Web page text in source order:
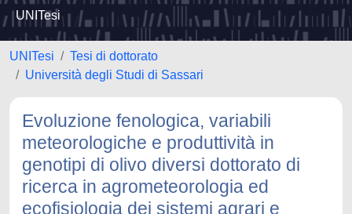
UNITesi
UNITesi
Tesi di dottorato
Università degli Studi di Sassari
Evoluzione fenologica, variabili
meteorologiche e produttività in
genotipi di olivo diversi dottorato di
ricerca in agrometeorologia ed
ecofisiologia dei sistemi agrari e